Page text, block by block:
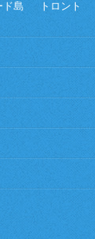
ド島
トロント